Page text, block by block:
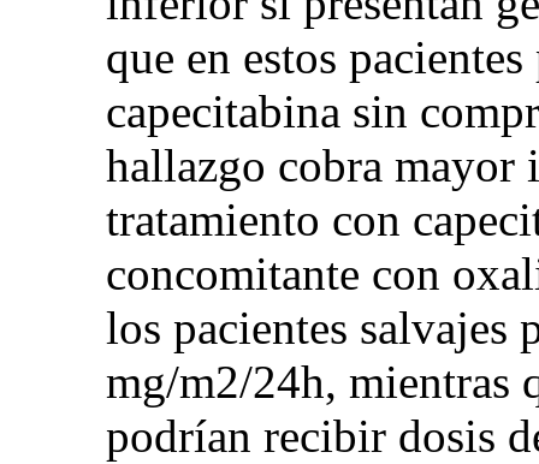
que en estos
capecitabina sin
hallazgo cobra mayor
tratamiento con
concomitante con
los pacientes salvajes
mg/m2/24h, mientras
podrían recibir dosis